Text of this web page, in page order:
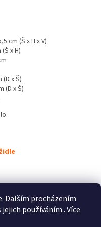
Dalším procházením
používáním.. Více
cm (Š x H x V)
x H)
x Š)
(D x Š)